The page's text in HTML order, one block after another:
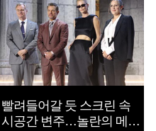
빨려들어갈 듯 스크린 속
시공간 변주…놀란의 메시